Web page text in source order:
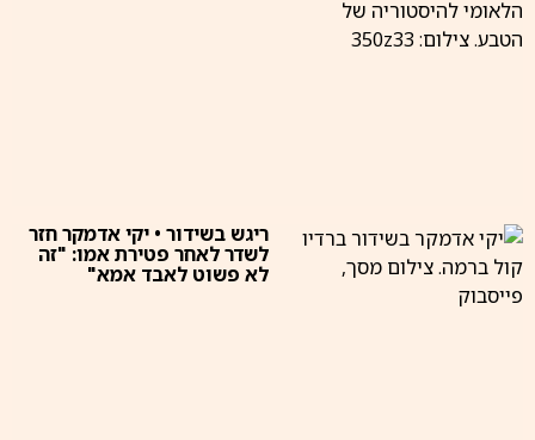
ריגש בשידור • יקי אדמקר חזר
לשדר לאחר פטירת אמו: "זה
לא פשוט לאבד אמא"